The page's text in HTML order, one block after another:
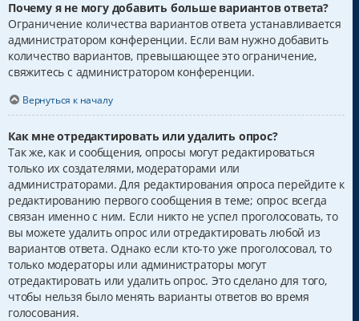
Почему я не могу добавить больше вариантов ответа?
Ограничение количества вариантов ответа устанавливается
администратором конференции. Если вам нужно добавить
количество вариантов, превышающее это ограничение,
свяжитесь с администратором конференции.
Вернуться к началу
Как мне отредактировать или удалить опрос?
Так же, как и сообщения, опросы могут редактироваться
только их создателями, модераторами или
администраторами. Для редактирования опроса перейдите к
редактированию первого сообщения в теме; опрос всегда
связан именно с ним. Если никто не успел проголосовать, то
вы можете удалить опрос или отредактировать любой из
вариантов ответа. Однако если кто-то уже проголосовал, то
только модераторы или администраторы могут
отредактировать или удалить опрос. Это сделано для того,
чтобы нельзя было менять варианты ответов во время
голосования.